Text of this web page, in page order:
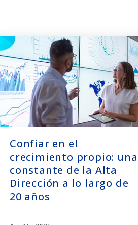
Confiar en el
crecimiento propio: una
constante de la Alta
Dirección a lo largo de
20 años